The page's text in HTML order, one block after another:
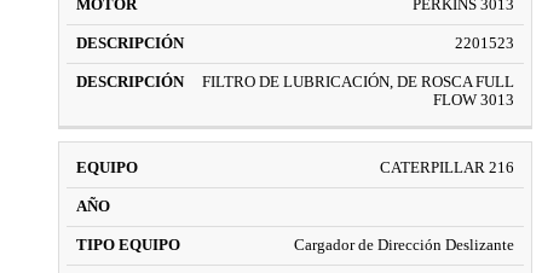
PERKINS 3013
2201523
FILTRO DE LUBRICACIÓN, DE ROSCA FULL
FLOW 3013
CATERPILLAR 216
Cargador de Dirección Deslizante